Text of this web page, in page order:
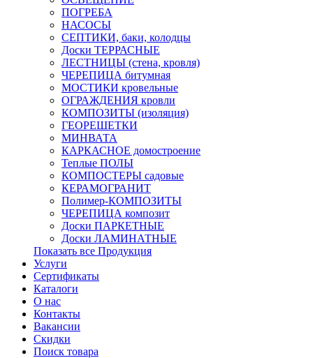
ПОГРЕБА
НАСОСЫ
СЕПТИКИ, баки, колодцы
Доски ТЕРРАСНЫЕ
ЛЕСТНИЦЫ (стена, кровля)
ЧЕРЕПИЦА битумная
МОСТИКИ кровельные
ОГРАЖДЕНИЯ кровли
КОМПОЗИТЫ (изоляция)
ГЕОРЕШЕТКИ
МИНВАТА
КАРКАСНОЕ домостроение
Теплые ПОЛЫ
КОМПОСТЕРЫ садовые
КЕРАМОГРАНИТ
Полимер-КОМПОЗИТЫ
ЧЕРЕПИЦА композит
Доски ПАРКЕТНЫЕ
Доски ЛАМИНАТНЫЕ
Показать все Продукция
Услуги
Сертификаты
Каталоги
О нас
Контакты
Вакансии
Скидки
Поиск товара